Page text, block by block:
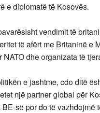
e diplomatë të Kosovës.
vendimit të
të afërt me Britaninë e
dhe organizata të
e jashtme, cdo ditë
një partner global për
së por do të vazhdojmë